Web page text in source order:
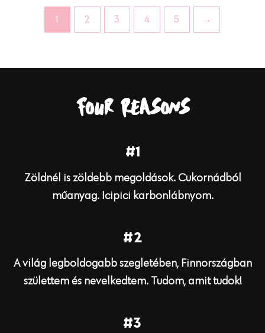
1 2 3 4 5 →
Four Reasons
#1
Zöldnél is zöldebb megoldások. Cukornádból
műanyag. Icipici karbonlábnyom.
#2
A világ legboldogabb szegletében, Finnországban
születtem és nevelkedtem. Tudom, amit tudok!
#3